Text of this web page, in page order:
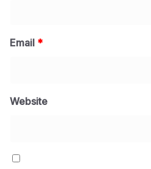
Email *
Website